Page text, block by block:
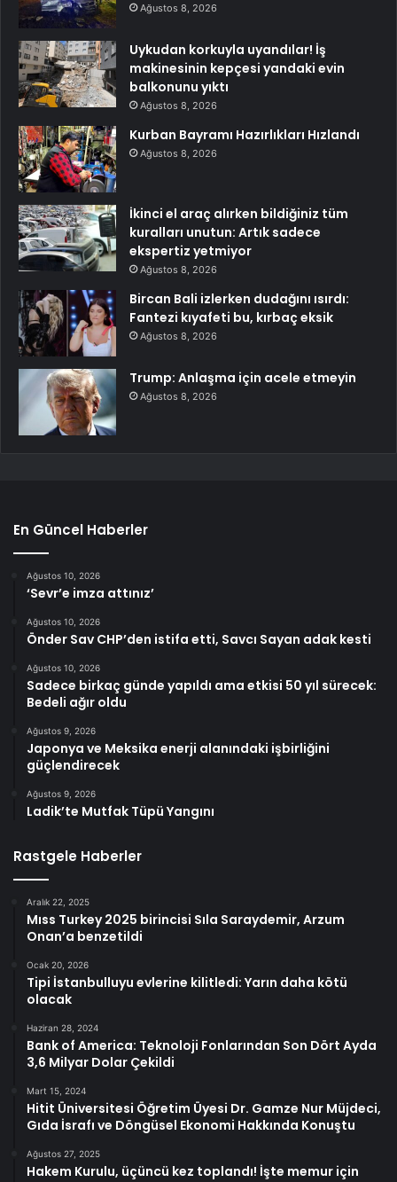
Ağustos 8, 2026
Uykudan korkuyla uyandılar! İş
makinesinin kepçesi yandaki evin
balkonunu yıktı
Ağustos 8, 2026
Kurban Bayramı Hazırlıkları Hızlandı
Ağustos 8, 2026
İkinci el araç alırken bildiğiniz tüm
kuralları unutun: Artık sadece
ekspertiz yetmiyor
Ağustos 8, 2026
Bircan Bali izlerken dudağını ısırdı:
Fantezi kıyafeti bu, kırbaç eksik
Ağustos 8, 2026
Trump: Anlaşma için acele etmeyin
Ağustos 8, 2026
En Güncel Haberler
Ağustos 10, 2026
‘Sevr’e imza attınız’
Ağustos 10, 2026
Önder Sav CHP’den istifa etti, Savcı Sayan adak kesti
Ağustos 10, 2026
Sadece birkaç günde yapıldı ama etkisi 50 yıl sürecek:
Bedeli ağır oldu
Ağustos 9, 2026
Japonya ve Meksika enerji alanındaki işbirliğini
güçlendirecek
Ağustos 9, 2026
Ladik’te Mutfak Tüpü Yangını
Rastgele Haberler
Aralık 22, 2025
Mıss Turkey 2025 birincisi Sıla Saraydemir, Arzum
Onan’a benzetildi
Ocak 20, 2026
Tipi İstanbulluyu evlerine kilitledi: Yarın daha kötü
olacak
Haziran 28, 2024
Bank of America: Teknoloji Fonlarından Son Dört Ayda
3,6 Milyar Dolar Çekildi
Mart 15, 2024
Hitit Üniversitesi Öğretim Üyesi Dr. Gamze Nur Müjdeci,
Gıda İsrafı ve Döngüsel Ekonomi Hakkında Konuştu
Ağustos 27, 2025
Hakem Kurulu, üçüncü kez toplandı! İşte memur için